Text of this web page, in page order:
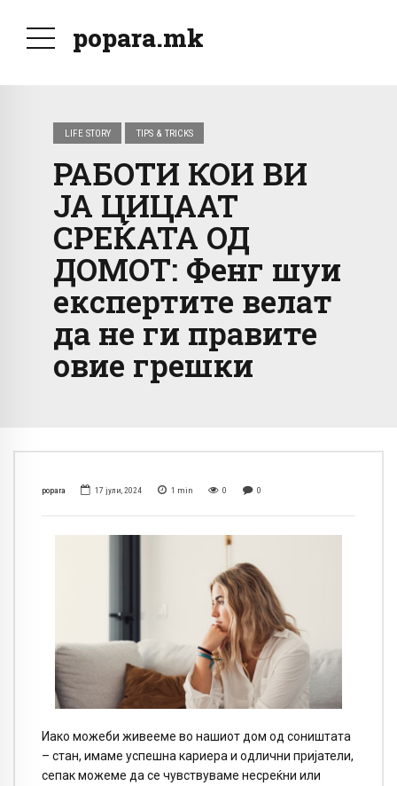
popara.mk
LIFE STORY TIPS & TRICKS
РАБОТИ КОИ ВИ
ЈА ЦИЦААТ
СРЕЌАТА ОД
ДОМОТ: Фенг шуи
експертите велат
да не ги правите
овие грешки
popara 17 јули, 2024 1 min 0 0
Иако можеби живееме во нашиот дом од соништата
– стан, имаме успешна кариера и одлични пријатели,
сепак можеме да се чувствуваме несреќни или